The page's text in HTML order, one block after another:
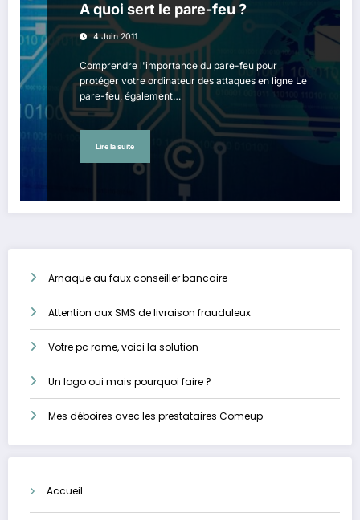
A quoi sert le pare-feu ?
4 Juin 2011
Comprendre l'importance du pare-feu pour
protéger votre ordinateur des attaques en ligne Le
pare-feu, également…
Lire la suite
Arnaque au faux conseiller bancaire
Attention aux SMS de livraison frauduleux
Votre pc rame, voici la solution
Un logo oui mais pourquoi faire ?
Mes déboires avec les prestataires Comeup
Accueil